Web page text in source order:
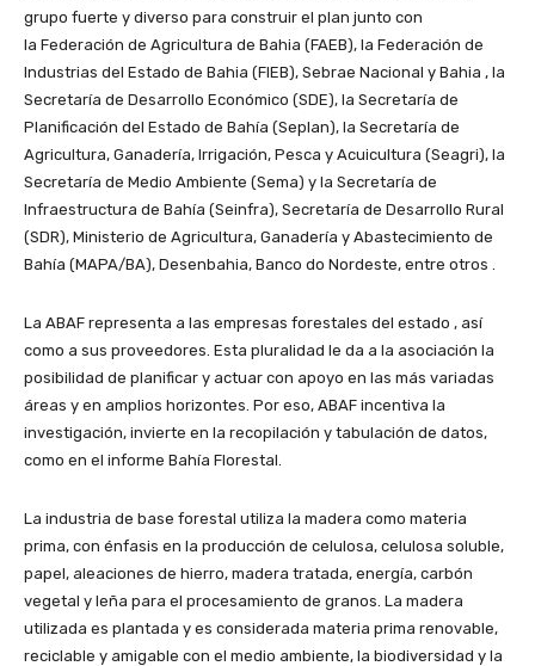
grupo fuerte y diverso para construir el plan junto con
la Federación de Agricultura de Bahia (FAEB), la Federación de
Industrias del Estado de Bahia (FIEB), Sebrae Nacional y Bahia , la
Secretaría de Desarrollo Económico (SDE), la Secretaría de
Planificación del Estado de Bahía (Seplan), la Secretaría de
Agricultura, Ganadería, Irrigación, Pesca y Acuicultura (Seagri), la
Secretaría de Medio Ambiente (Sema) y la Secretaría de
Infraestructura de Bahía (Seinfra), Secretaría de Desarrollo Rural
(SDR), Ministerio de Agricultura, Ganadería y Abastecimiento de
Bahía (MAPA/BA), Desenbahia, Banco do Nordeste, entre otros .
La ABAF representa a las empresas forestales del estado , así
como a sus proveedores. Esta pluralidad le da a la asociación la
posibilidad de planificar y actuar con apoyo en las más variadas
áreas y en amplios horizontes. Por eso, ABAF incentiva la
investigación, invierte en la recopilación y tabulación de datos,
como en el informe Bahía Florestal.
La industria de base forestal utiliza la madera como materia
prima, con énfasis en la producción de celulosa, celulosa soluble,
papel, aleaciones de hierro, madera tratada, energía, carbón
vegetal y leña para el procesamiento de granos. La madera
utilizada es plantada y es considerada materia prima renovable,
reciclable y amigable con el medio ambiente, la biodiversidad y la